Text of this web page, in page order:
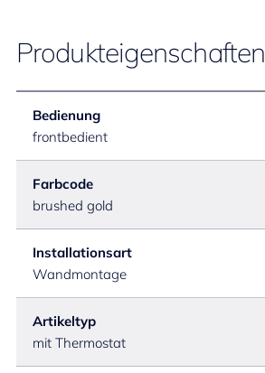
Produkteigenschaften
Bedienung
frontbedient
Farbcode
brushed gold
Installationsart
Wandmontage
Artikeltyp
mit Thermostat